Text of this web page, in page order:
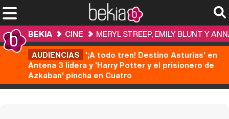
BEKIA CINE
MERYL STREEP, EMILY BLUNT Y
AUDIENCIAS '¡A todo tren! Destino Asturias' en
Antena 3 lidera y 'Harry Potter y el prisionero de
Azkaban' pincha en Cuatro